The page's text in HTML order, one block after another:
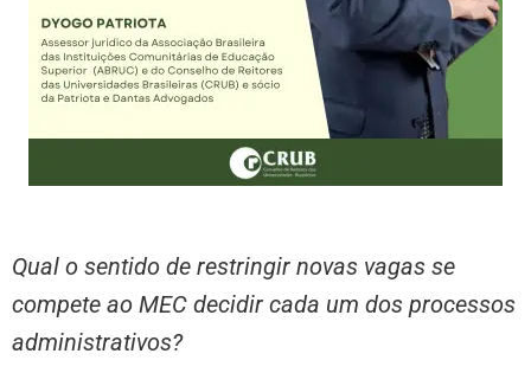
Qual o sentido de restringir novas vagas se
compete ao MEC decidir cada um dos processos
administrativos?